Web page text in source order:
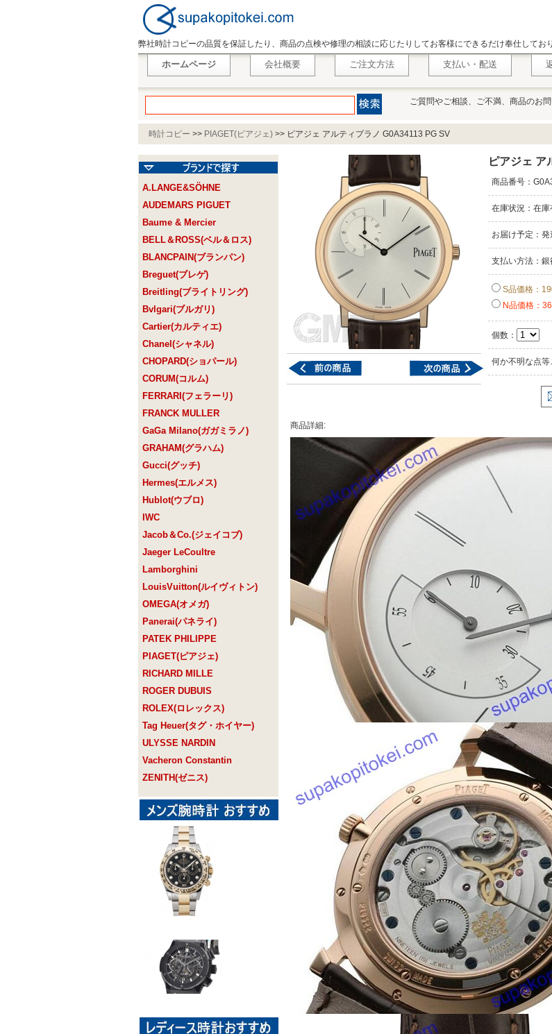
弊社時計コピーの品質を保証したり、商品の点検や修理の相談に応じたりしてお客様にできるだけ奉仕してお
ホームページ 会社概要 ご注文方法 支払い・配送
ご質問やご相談、ご不満、商品のお
時計コピー >> PIAGET(ピアジェ) >> ピアジェ アルティプラノ G0A34113 PG SV
A.LANGE&SÖHNE
AUDEMARS PIGUET
Baume & Mercier
BELL＆ROSS(ベル＆ロス)
BLANCPAIN(ブランパン)
Breguet(ブレゲ)
Breitling(ブライトリング)
Bvlgari(ブルガリ)
Cartier(カルティエ)
Chanel(シャネル)
CHOPARD(ショパール)
CORUM(コルム)
FERRARI(フェラーリ)
FRANCK MULLER
GaGa Milano(ガガミラノ)
GRAHAM(グラハム)
Gucci(グッチ)
Hermes(エルメス)
Hublot(ウブロ)
IWC
Jacob＆Co.(ジェイコブ)
Jaeger LeCoultre
Lamborghini
LouisVuitton(ルイヴィトン)
OMEGA(オメガ)
Panerai(パネライ)
PATEK PHILIPPE
PIAGET(ピアジェ)
RICHARD MILLE
ROGER DUBUIS
ROLEX(ロレックス)
Tag Heuer(タグ・ホイヤー)
ULYSSE NARDIN
Vacheron Constantin
ZENITH(ゼニス)
ピアジェ ア
商品番号：
在庫状況：在庫
お届け予定：
支払い方法：銀
S品価格：
N品価格：
個数：
何か不明な点等
商品詳細: